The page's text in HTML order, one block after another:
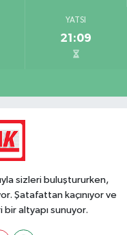
YATSI
21:09
sizleri buluştururken,
Şatafattan kaçınıyor ve
altyapı sunuyor.